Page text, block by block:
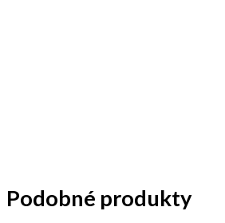
Podobné produkty